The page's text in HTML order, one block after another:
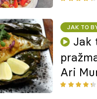
JAK TO
Jak
Ari